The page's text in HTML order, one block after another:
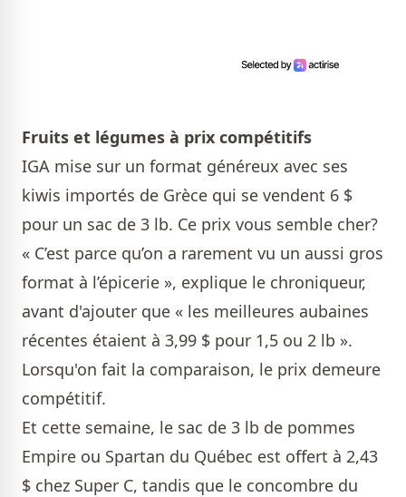
Fruits et légumes à prix compétitifs
IGA mise sur un format généreux avec ses
kiwis importés de Grèce qui se vendent 6 $
pour un sac de 3 lb. Ce prix vous semble cher?
« C’est parce qu’on a rarement vu un aussi gros
format à l’épicerie », explique le chroniqueur,
avant d'ajouter que « les meilleures aubaines
récentes étaient à 3,99 $ pour 1,5 ou 2 lb ».
Lorsqu'on fait la comparaison, le prix demeure
compétitif.
Et cette semaine, le sac de 3 lb de pommes
Empire ou Spartan du Québec est offert à 2,43
$ chez Super C, tandis que le concombre du